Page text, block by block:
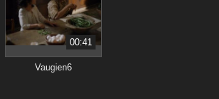
00:41
Vaugien6